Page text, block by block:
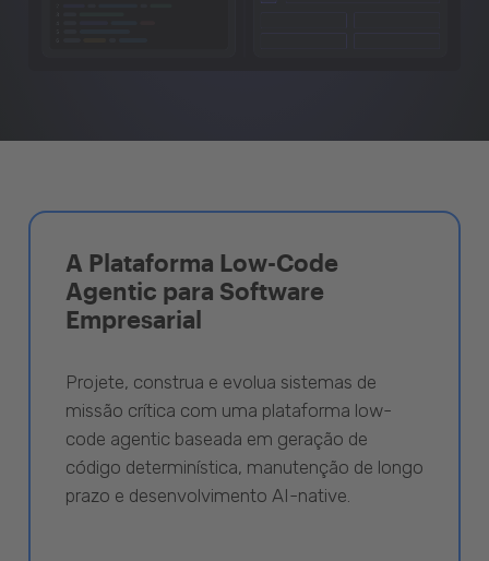
A Plataforma Low-Code
Agentic para Software
Empresarial
Projete, construa e evolua sistemas de
missão crítica com uma plataforma low-
code agentic baseada em geração de
código determinística, manutenção de longo
prazo e desenvolvimento AI-native.